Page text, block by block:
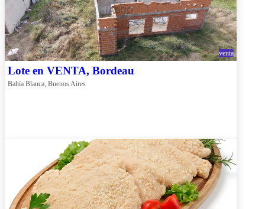
venta
Lote en VENTA, Bordeau
Bahía Blanca, Buenos Aires